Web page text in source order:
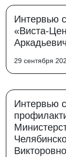
Интервью
«Виста-
29 сентября
Интервью